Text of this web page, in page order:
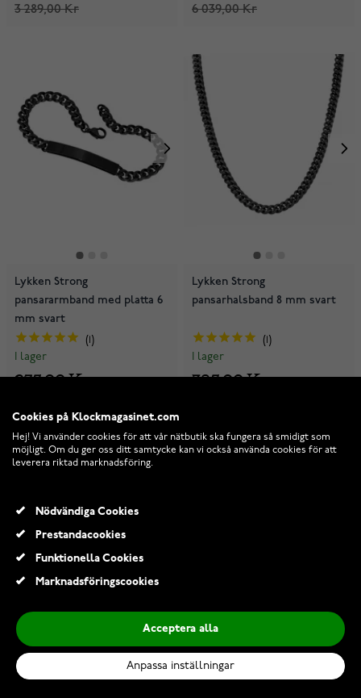
3 289,00 Kr 6 039,00 Kr
Lykken Strong
pansararmband med platta 6
mm svart
I lager
275,00 Kr
Lykken Strong
pansarhalsband 8 mm svart
I lager
385,00 Kr
Lykken Strong
Lykken Strong
Cookies på Klockmagasinet.com
Hej! Vi använder cookies för att vår nätbutik ska fungera så smidigt som
möjligt. Om du ger oss ditt samtycke kan vi också använda cookies för att
leverera riktad marknadsföring.
Nödvändiga Cookies
Prestandacookies
Funktionella Cookies
Marknadsföringscookies
Acceptera alla
Anpassa inställningar